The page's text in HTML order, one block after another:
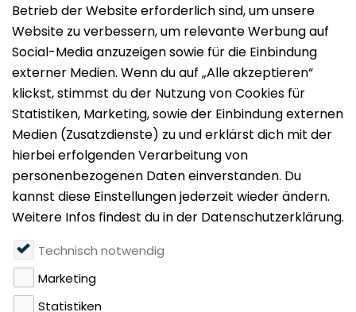
Impressum
Datenschutz
Nutzungsbedingungen
Mieten
Vermieten
Über uns
Presse
Geldwäschegesetz